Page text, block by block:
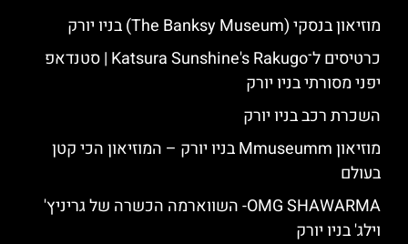
מוזיאון בנסקי (The Banksy Museum) בניו יורק
כרטיסים ל־Katsura Sunshine's Rakugo | סטנדאפ
יפני מסורתי בניו יורק
השכרת רכב בניו יורק
מוזיאון Mmuseumm בניו יורק – המוזיאון הכי קטן
בעולם
OMG SHAWARMA- השווארמה הכשרה של גריניץ'
וילג' בניו יורק